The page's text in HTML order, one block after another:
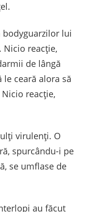
bodyguarzilor lui
reacție,
de lângă
le ceară alora să
reacție,
virulenți. O
spurcându-i pe
se umflase de
au făcut